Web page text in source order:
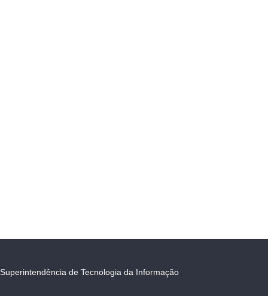
Superintendência de Tecnologia da Informação